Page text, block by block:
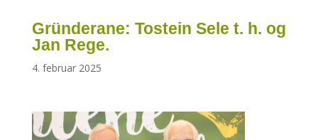
Gründerane: Tostein Sele t. h. og
Jan Rege.
4. februar 2025